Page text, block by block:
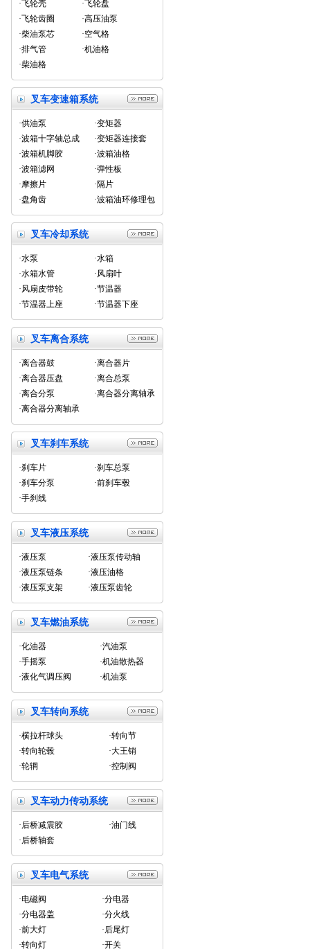
·飞轮壳
·飞轮盘
·飞轮齿圈
·高压油泵
·柴油泵芯
·空气格
·排气管
·机油格
·柴油格
叉车变速箱系统
·供油泵
·变矩器
·波箱十字轴总成
·变矩器连接套
·波箱机脚胶
·波箱油格
·波箱滤网
·弹性板
·摩擦片
·隔片
·盘角齿
·波箱油环修理包
叉车冷却系统
·水泵
·水箱
·水箱水管
·风扇叶
·风扇皮带轮
·节温器
·节温器上座
·节温器下座
叉车离合系统
·离合器鼓
·离合器片
·离合器压盘
·离合总泵
·离合分泵
·离合器分离轴承
·离合器分离轴承
叉车刹车系统
·刹车片
·刹车总泵
·刹车分泵
·前刹车毂
·手刹线
叉车液压系统
·液压泵
·液压泵传动轴
·液压泵链条
·液压油格
·液压泵支架
·液压泵齿轮
叉车燃油系统
·化油器
·汽油泵
·手摇泵
·机油散热器
·液化气调压阀
·机油泵
叉车转向系统
·横拉杆球头
·转向节
·转向轮毂
·大王销
·轮辋
·控制阀
叉车动力传动系统
·后桥减震胶
·油门线
·后桥轴套
叉车电气系统
·电磁阀
·分电器
·分电器盖
·分火线
·前大灯
·后尾灯
·转向灯
·开关